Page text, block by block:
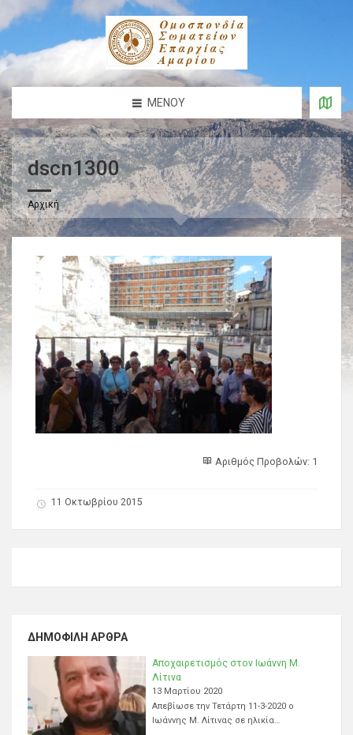
ΜΕΝΟΎ
dscn1300
Αρχική
Αριθμός Προβολών: 1
11 Οκτωβρίου 2015
ΔΗΜΟΦΙΛΉ ΆΡΘΡΑ
Αποχαιρετισμός στον Ιωάννη Μ.
Λίτινα
13 Μαρτίου 2020
Απεβίωσε την Τετάρτη 11-3-2020 ο
Ιωάννης Μ. Λίτινας σε ηλικία…